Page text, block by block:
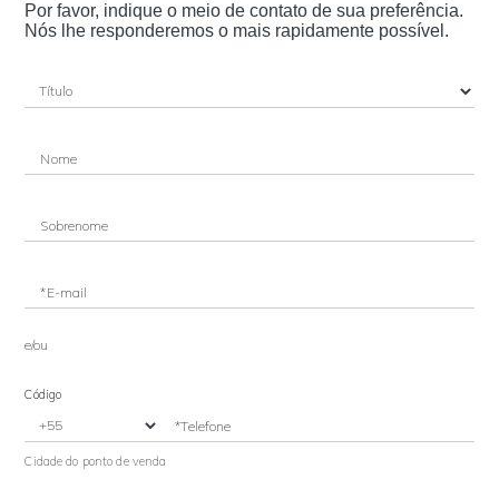
Por favor, indique o meio de contato de sua preferência.
Nós lhe responderemos o mais rapidamente possível.
Nome
Sobrenome
*E-mail
e/ou
Código
*Telefone
Cidade do ponto de venda